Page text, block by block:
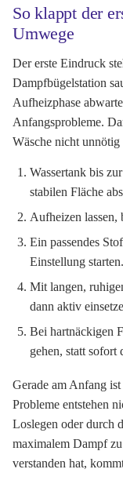
So klappt der
Umwege
Der erste Eindruck
Dampfbügelstation
Aufheizphase
Anfangsprobleme.
Wäsche nicht unnötig
Wassertank bis
stabilen Fläche
Aufheizen lassen,
Ein passendes
Einstellung starten.
Mit langen,
dann aktiv
Bei hartnäckigen
gehen, statt sofort
Gerade am Anfang
Probleme entstehen
Loslegen oder durch
maximalem Dampf
verstanden hat,